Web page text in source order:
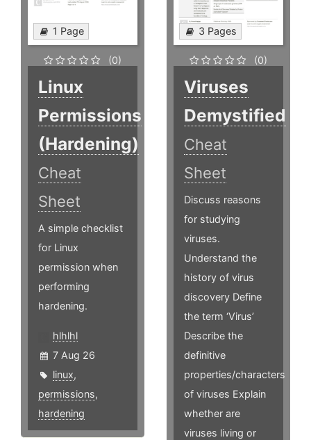
1 Page
(0)
Linux
Permissions
(Hardening)
Cheat
Sheet
A simple checklist
for Linux
permission when
performing
hardening.
hlhlhl
7 Aug 26
linux,
permissions,
hardening
3 Pages
(0)
Viruses
Demystified
Cheat
Sheet
Discuss reasons
for studying
viruses.
Understand the
history of virus
discovery Define
the term ‘Virus’
Describe the
definitive
properties/characters
of viruses Explain
whether are
viruses living or